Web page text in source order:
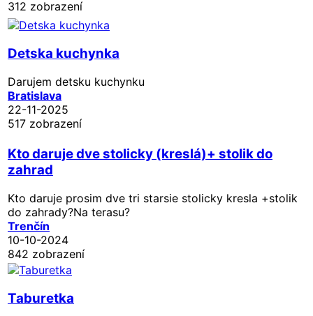
312 zobrazení
Detska kuchynka
Darujem detsku kuchynku
Bratislava
22-11-2025
517 zobrazení
Kto daruje dve stolicky (kreslá)+ stolik do
zahrad
Kto daruje prosim dve tri starsie stolicky kresla +stolik
do zahrady?Na terasu?
Trenčín
10-10-2024
842 zobrazení
Taburetka